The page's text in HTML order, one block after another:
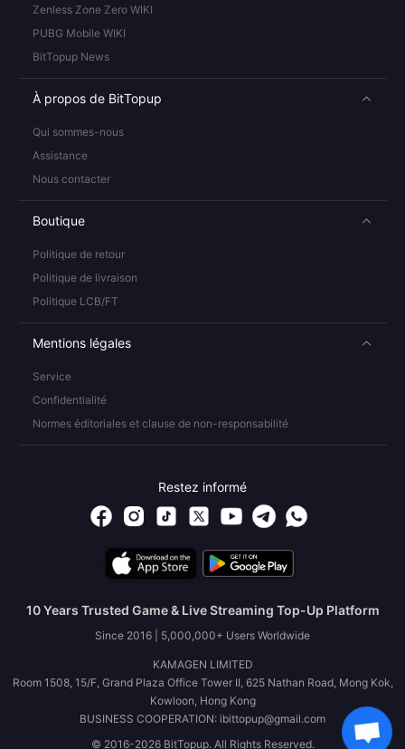
Zenless Zone Zero WIKI
PUBG Mobile WIKI
BitTopup News
À propos de BitTopup
Qui sommes-nous
Assistance
Nous contacter
Boutique
Politique de retour
Politique de livraison
Politique LCB/FT
Mentions légales
Service
Confidentialité
Normes éditoriales et clause de non-responsabilité
Restez informé
10 Years Trusted Game & Live Streaming Top-Up Platform
Since 2016 | 5,000,000+ Users Worldwide
KAMAGEN LIMITED
Room 1508, 15/F, Grand Plaza Office Tower II, 625 Nathan Road, Mong Kok,
Kowloon, Hong Kong
BUSINESS COOPERATION: ibittopup@gmail.com
© 2016-2026 BitTopup. All Rights Reserved.